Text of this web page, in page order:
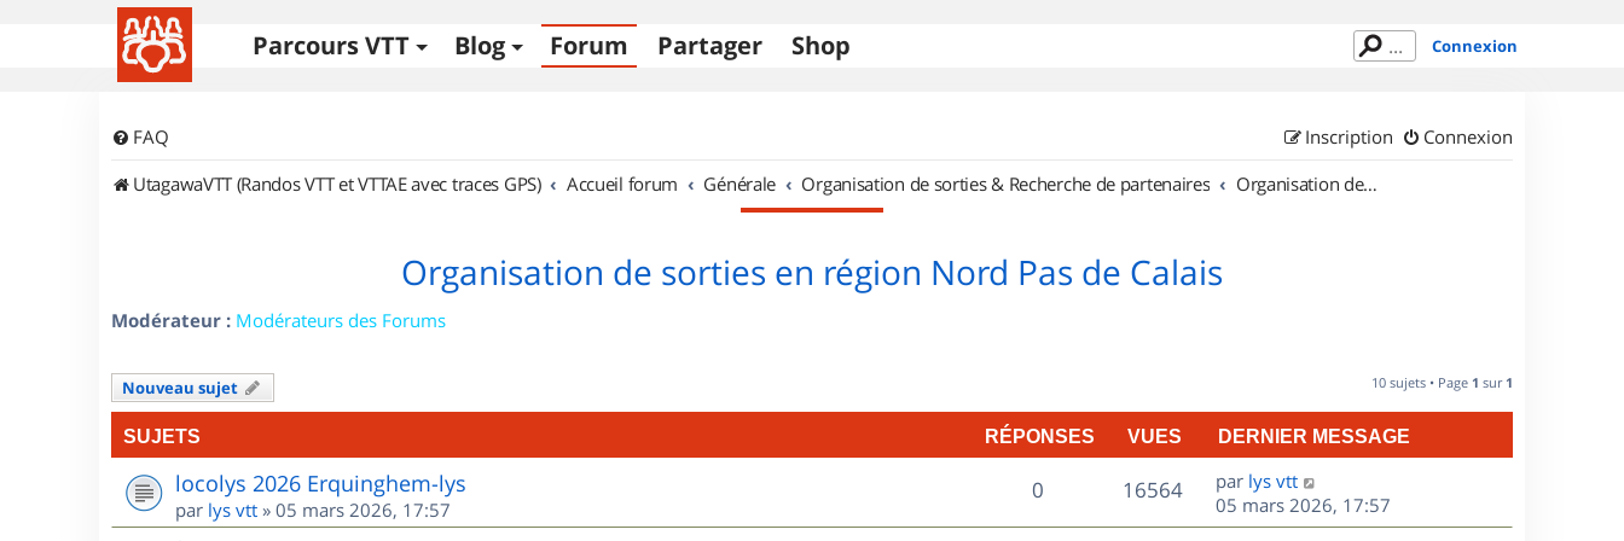
Parcours VTT Blog Forum Partager Shop Connexion
FAQ Connexion
Inscription
UtagawaVTT (Randos VTT et VTTAE avec traces GPS)
Accueil forum Générale Organisation de sorties & Recherche de partenaires Organisation de sorties en région Nord Pas de Calais
Organisation de sorties en région Nord Pas de Calais
Modérateur : Modérateurs des Forums
Nouveau sujet 10 sujets • Page 1 sur 1
SUJETS RÉPONSES VUES DERNIER MESSAGE
locolys 2026 Erquinghem-lys
par lys vtt » 05 mars 2026, 17:57
0R
é
16564V
u
D
e
r
par lys vtt
05 mars 2026, 17:57